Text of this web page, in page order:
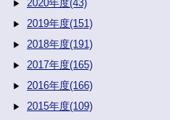
2020年度(43)
2019年度(151)
2018年度(191)
2017年度(165)
2016年度(166)
2015年度(109)